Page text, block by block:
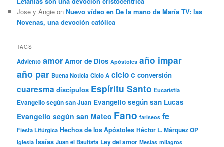
Jose y Angie onNuevo vídeo en De la mano de María TV: las
Novenas, una devoción católica
TAGS
Adviento amor Amor de Dios Apóstoles año impar
año par Buena Noticia Ciclo A ciclo c conversión
cuaresma discípulos Espíritu Santo Eucaristía
Evangelio según san Juan Evangelio según san Lucas
Evangelio según san Mateo Fano fariseos fe
Fiesta Litúrgica Hechos de los Apóstoles Héctor L. Márquez OP
Iglesia Isaías Juan el Bautista Ley del amor Mesías milagros